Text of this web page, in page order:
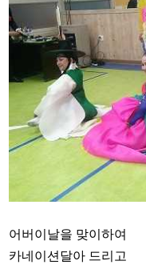
어버이날을 맞이하여
카네이션달아 드리고